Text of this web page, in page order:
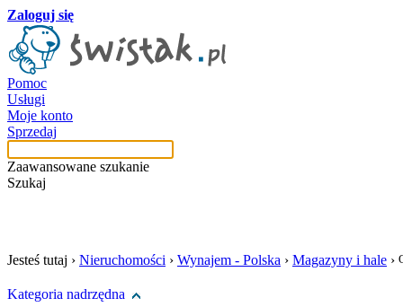
Zaloguj się
Pomoc
Usługi
Moje konto
Sprzedaj
Zaawansowane szukanie
Szukaj
Jesteś tutaj › Nieruchomości › Wynajem - Polska › Magazyny i hale ›
Kategoria nadrzędna